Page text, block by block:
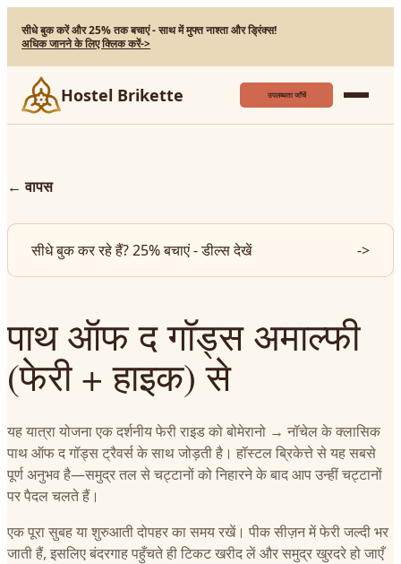
सीधे बुक करें और 25% तक बचाएं - साथ में मुफ्त नाश्ता और ड्रिंक्स!
अधिक जानने के लिए क्लिक करें->
Hostel Brikette उपलब्धता जाँचें
←वापस
सीधे बुक कर रहे हैं? 25% बचाएं - डील्स देखें ->
पाथ ऑफ द गॉड्स अमाल्फी
(फेरी + हाइक) से
यह यात्रा योजना एक दर्शनीय फेरी राइड को बोमेरानो → नॉचेल के क्लासिक
पाथ ऑफ द गॉड्स ट्रैवर्स के साथ जोड़ती है। हॉस्टल ब्रिकेत्ते से यह सबसे
पूर्ण अनुभव है—समुद्र तल से चट्टानों को निहारने के बाद आप उन्हीं चट्टानों
पर पैदल चलते हैं।
एक पूरा सुबह या शुरुआती दोपहर का समय रखें। पीक सीज़न में फेरी जल्दी भर
जाती हैं, इसलिए बंदरगाह पहुँचते ही टिकट खरीद लें और समुद्र खुरदरे हो जाएँ